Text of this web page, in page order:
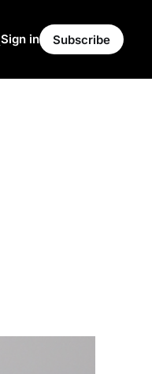
Sign in Subscribe